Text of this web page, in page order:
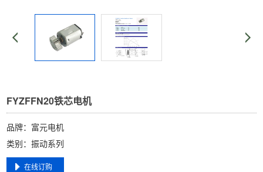
FYZFFN20铁芯电机
品牌：富元电机
类别：振动系列
在线订购